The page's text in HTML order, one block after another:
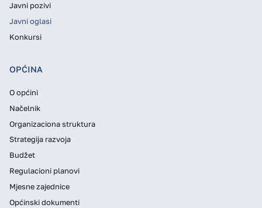
Javni pozivi
Javni oglasi
Konkursi
OPĆINA
O općini
Načelnik
Organizaciona struktura
Strategija razvoja
Budžet
Regulacioni planovi
Mjesne zajednice
Općinski dokumenti